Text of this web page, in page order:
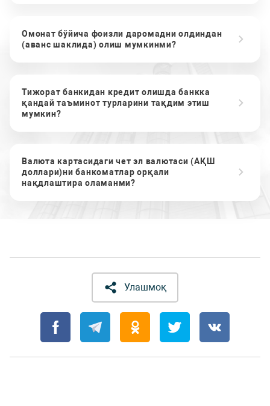
Омонат бўйича фоизли даромадни олдиндан
(аванс шаклида) олиш мумкинми?
Тижорат банкидан кредит олишда банкка
қандай таъминот турларини тақдим этиш
мумкин?
Валюта картасидаги чет эл валютаси (АҚШ
доллари)ни банкоматлар орқали
нақдлаштира оламанми?
Улашмоқ